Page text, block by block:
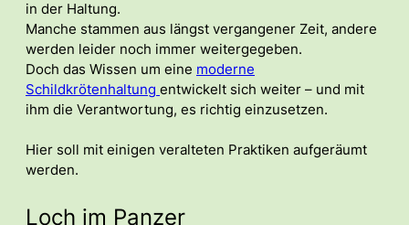
in der Haltung.
Manche stammen aus längst vergangener Zeit, andere
werden leider noch immer weitergegeben.
Doch das Wissen um eine moderne
Schildkrötenhaltung entwickelt sich weiter – und mit
ihm die Verantwortung, es richtig einzusetzen.
Hier soll mit einigen veralteten Praktiken aufgeräumt
werden.
Loch im Panzer